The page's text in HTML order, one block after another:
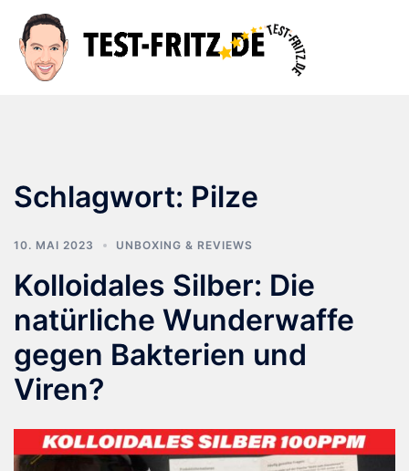
Inhalt
springen
Schlagwort: Pilze
10. MAI 2023 UNBOXING & REVIEWS
Kolloidales Silber: Die
natürliche Wunderwaffe
gegen Bakterien und
Viren?